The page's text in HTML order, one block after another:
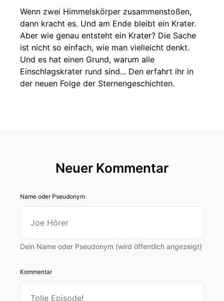
Wenn zwei Himmelskörper zusammenstoßen,
dann kracht es. Und am Ende bleibt ein Krater.
Aber wie genau entsteht ein Krater? Die Sache
ist nicht so einfach, wie man vielleicht denkt.
Und es hat einen Grund, warum alle
Einschlagskrater rund sind... Den erfahrt ihr in
der neuen Folge der Sternengeschichten.
Neuer Kommentar
Name oder Pseudonym
Dein Name oder Pseudonym (wird öffentlich angezeigt)
Kommentar